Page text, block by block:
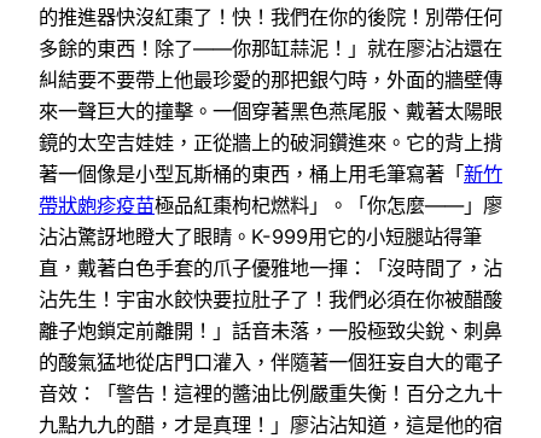
的推進器快沒紅棗了！快！我們在你的後院！別帶任何
多餘的東西！除了——你那缸蒜泥！」就在廖沾沾還在
糾結要不要帶上他最珍愛的那把銀勺時，外面的牆壁傳
來一聲巨大的撞擊。一個穿著黑色燕尾服、戴著太陽眼
鏡的太空吉娃娃，正從牆上的破洞鑽進來。它的背上揹
著一個像是小型瓦斯桶的東西，桶上用毛筆寫著「新竹
帶狀皰疹疫苗極品紅棗枸杞燃料」。「你怎麼——」廖
沾沾驚訝地瞪大了眼睛。K-999用它的小短腿站得筆
直，戴著白色手套的爪子優雅地一揮：「沒時間了，沾
沾先生！宇宙水餃快要拉肚子了！我們必須在你被醋酸
離子炮鎖定前離開！」話音未落，一股極致尖銳、刺鼻
的酸氣猛地從店門口灌入，伴隨著一個狂妄自大的電子
音效：「警告！這裡的醬油比例嚴重失衡！百分之九十
九點九九的醋，才是真理！」廖沾沾知道，這是他的宿